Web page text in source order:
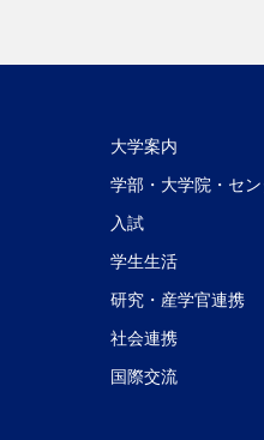
大学案内
学部・大学院・セ
入試
学生生活
研究・産学官連携
社会連携
国際交流